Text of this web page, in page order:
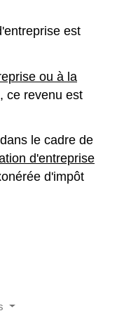
est
ou à la
, ce revenu est
le cadre de
d'entreprise
d'impôt